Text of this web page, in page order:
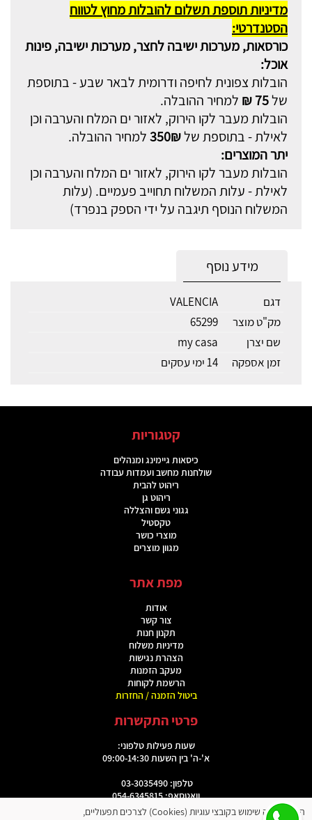
מדיניות תוספת תשלום להובלות מחוץ לטווח
הסטנדרטי:
כורסאות, מערכות ישיבה לחצר, מערכות ישיבה, פינות
אוכל:
הובלות צפונית לחיפה ודרומית לבאר שבע - בתוספת
של75 ₪
למחיר ההובלה.
הובלות מעבר לקו הירוק, לאזור ים המלח והערבה וכן
לאילת - בתוספת של350₪למחיר ההובלה.
יתר המוצרים:
הובלות מעבר לקו הירוק, לאזור ים המלח והערבה וכן
לאילת - עלות המשלוח תחוייב פעמיים. (עלות
המשלוח הנוסף תיגבה על ידי הספק בנפרד)
מידע נוסף
דגם
VALENCIA
מק"ט מוצר
65299
שם יצרן
my casa
זמן אספקה
14 ימי עסקים
קטגוריות
כיסאות גיימינג ומנהלים
שולחנות מחשב ועמדות עבודה
ריהוט להבית
ריהוט גן
גגוני גשם והצללה
טקסטיל
מוצרי כושר
מגוון מוצרים
מפת אתר
אודות
צור קשר
תקנון חנות
מדיניות משלוח
הצהרת נגישות
מעקב הזמנות
הרשמת לקוחות
ביטול הזמנה / החזרות
פרטי התקשרות
שעות פעילות טלפוני:
א'-ה' בין השעות 09:00-14:30
טלפון: 03-3035490
וואטסאפ: 054-6345815
האתר עושה שימוש בקובצי עוגיות (Cookies) לצרכים תפעוליים,